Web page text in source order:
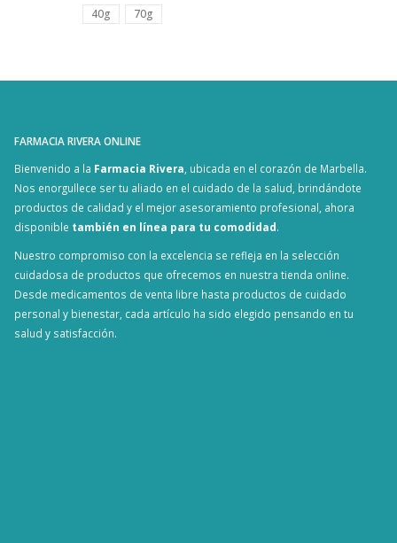
FARMACIA RIVERA ONLINE
Bienvenido a la Farmacia Rivera , ubicada en el corazón de Marbella.
Nos enorgullece ser tu aliado en el cuidado de la salud, brindándote
productos de calidad y el mejor asesoramiento profesional, ahora
disponible también en línea para tu comodidad.
Nuestro compromiso con la excelencia se refleja en la selección
cuidadosa de productos que ofrecemos en nuestra tienda online.
Desde medicamentos de venta libre hasta productos de cuidado
personal y bienestar, cada artículo ha sido elegido pensando en tu
salud y satisfacción.